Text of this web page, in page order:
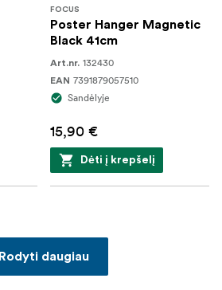
FOCUS
Poster Hanger Magnetic
Black 41cm
Art.nr. 132430
EAN 7391879057510
Sandėlyje
15,90 €
Dėti į krepšelį
Rodyti daugiau